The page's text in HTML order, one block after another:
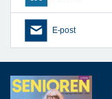
E-post